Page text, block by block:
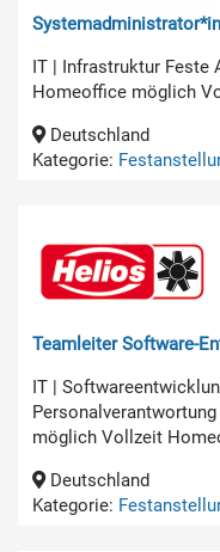
IT | Infrastruktur Feste
Homeoffice möglich
Deutschland
Kategorie:
Teamleiter Software-
IT |
möglich Vollzeit
Deutschland
Kategorie: